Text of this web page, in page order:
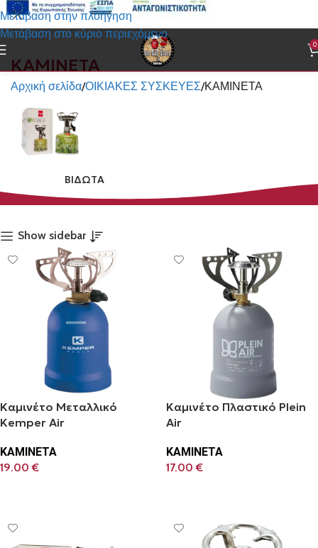
Μετάβαση στην πλοήγηση
Μετάβαση στο κύριο περιεχόμενο
0
ΚΑΜΙΝΕΤΑ
Αρχική σελίδα ΟΙΚΙΑΚΕΣ ΣΥΣΚΕΥΕΣ ΚΑΜΙΝΕΤΑ
ΒΙΔΩΤA
Show sidebar
Καμινέτο Μεταλλικό
Kemper Air
ΚΑΜΙΝΕΤΑ
19.00€
Καμινέτο Πλαστικό Plein
Air
ΚΑΜΙΝΕΤΑ
17.00€